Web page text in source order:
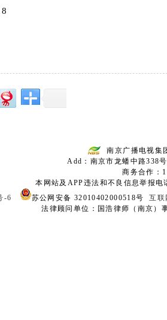
南京广播电视集
Add：南京市龙蟠中路
商务合作：
本网站及APP违法和不良信息举报
-6
苏公网安备 32010402000518号互联
法律顾问单位：国浩律师（南京）